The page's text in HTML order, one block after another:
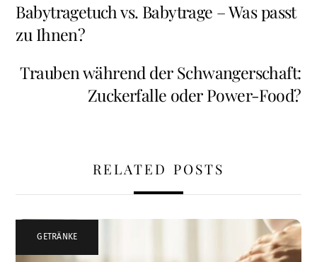
Babytragetuch vs. Babytrage – Was passt
zu Ihnen?
Trauben während der Schwangerschaft:
Zuckerfalle oder Power-Food?
RELATED POSTS
GETRÄNKE